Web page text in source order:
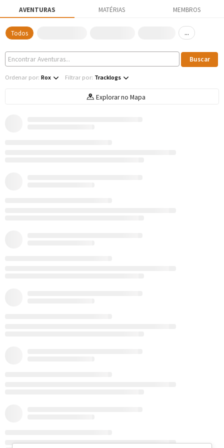
AVENTURAS MATÉRIAS MEMBROS
Todos ...
Ordenar por: Rox Filtrar por: Tracklogs
Explorar no Mapa